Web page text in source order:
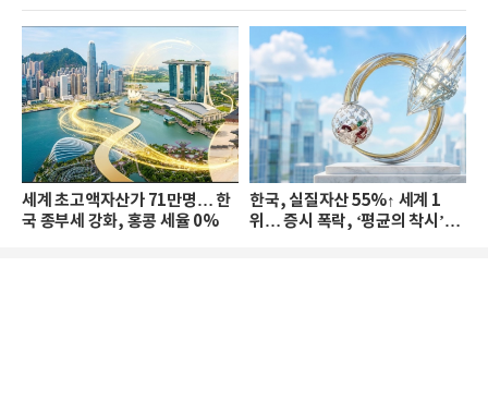
세계 초고액자산가 71만명… 한
국 종부세 강화, 홍콩 세율 0%
한국, 실질자산 55%↑ 세계 1
위… 증시 폭락, ‘평균의 착시’와